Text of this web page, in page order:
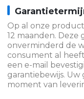
Op al onze
12 maanden. Deze
onverminderd de
consument al
een e-mail
garantiebewijs.
moment van